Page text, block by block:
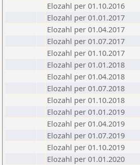
Elozahl per 01.10.2016
Elozahl per 01.01.2017
Elozahl per 01.04.2017
Elozahl per 01.07.2017
Elozahl per 01.10.2017
Elozahl per 01.01.2018
Elozahl per 01.04.2018
Elozahl per 01.07.2018
Elozahl per 01.10.2018
Elozahl per 01.01.2019
Elozahl per 01.04.2019
Elozahl per 01.07.2019
Elozahl per 01.10.2019
Elozahl per 01.01.2020